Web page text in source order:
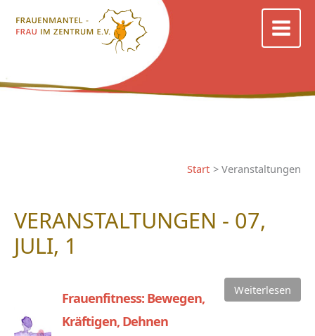
Inhalt
Start Veranstaltungen
VERANSTALTUNGEN - 07,
JULI, 1
Frauenfitness: Bewegen,
Kräftigen, Dehnen
Weiterlesen